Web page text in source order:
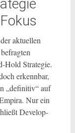
aktuellen
Hold Strategie.
erkennbar,
„definitiv“ auf
Nur ein
Develop-